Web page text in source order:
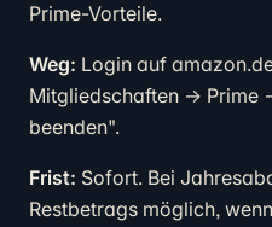
Prime-Vorteile.
Weg: Login auf
Mitgliedschaften → Prime
beenden".
Frist: Sofort. Bei
Restbetrags möglich,